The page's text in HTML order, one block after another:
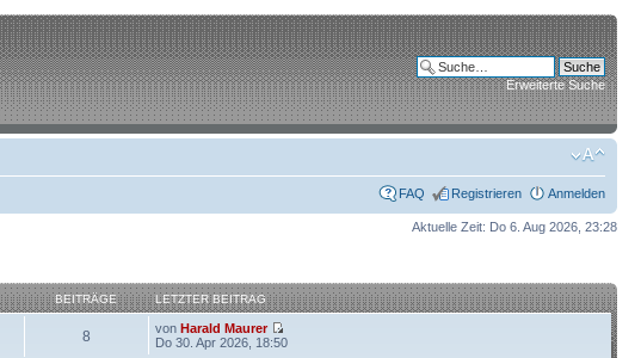
Erweiterte Suche
FAQ Registrieren Anmelden
Aktuelle Zeit: Do 6. Aug 2026, 23:28
BEITRÄGE LETZTER BEITRAG
8 vonHarald Maurer
Do 30. Apr 2026, 18:50